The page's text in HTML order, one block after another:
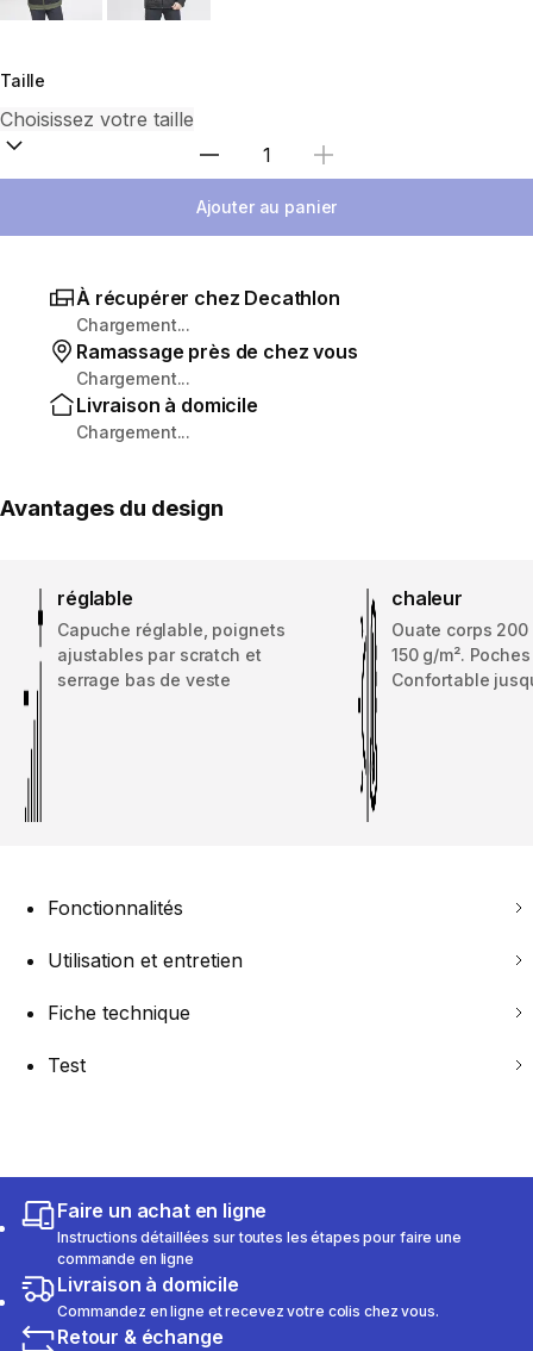
Taille
Sélectionnez la quantité
Ajouter au panier
À récupérer chez Decathlon
Chargement...
Ramassage près de chez vous
Chargement...
Livraison à domicile
Chargement...
Avantages du design
réglable
Capuche réglable, poignets
ajustables par scratch et
serrage bas de veste
chaleur
Ouate corps 200
150 g/m².
Confortable
Fonctionnalités
Utilisation et entretien
Fiche technique
Test
Faire un achat en ligne
Instructions détaillées sur toutes les étapes pour faire une
commande en ligne
Livraison à domicile
Commandez en ligne et recevez votre colis chez vous.
Retour & échange